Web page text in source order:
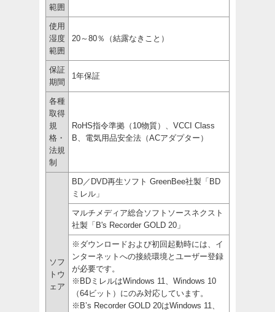
範囲
使用
湿度
範囲
20～80％（結露なきこと）
保証
期間
1年保証
各種
取得
規
格・
法規
制
RoHS指令準拠（10物質）、VCCI Class
B、電気用品安全法（ACアダプター）
ソフ
トウ
ェア
BD／DVD再生ソフト GreenBee社製「BD
ミレル」
マルチメディア総合ソフトソースネクスト
社製「B's Recorder GOLD 20」
※ダウンロードおよび初回起動時には、イ
ンターネットへの接続環境とユーザー登録
が必要です。
※BDミレルはWindows 11、Windows 10
（64ビット）にのみ対応しています。
※B’s Recorder GOLD 20はWindows 11、